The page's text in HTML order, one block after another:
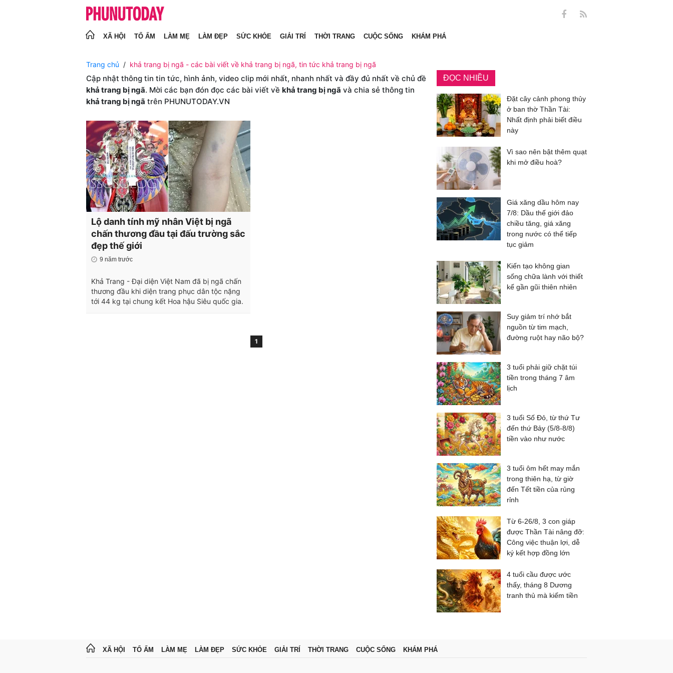
XÃ HỘI TỔ ẤM LÀM MẸ LÀM ĐẸP SỨC KHỎE GIẢI TRÍ THỜI TRANG CUỘC SỐNG KHÁM PHÁ
Trang chủ khả trang bị ngã - các bài viết về khả trang bị ngã, tin tức khả trang bị ngã
Cập nhật thông tin tin tức, hình ảnh, video clip mới nhất, nhanh nhất và đầy đủ nhất về chủ đề
khả trang bị ngã. Mời các bạn đón đọc các bài viết về khả trang bị ngã và chia sẻ thông tin
khả trang bị ngã trên PHUNUTODAY.VN
Lộ danh tính mỹ nhân Việt bị ngã
chấn thương đầu tại đấu trường sắc
đẹp thế giới
9 năm trước
Khả Trang - Đại diện Việt Nam đã bị ngã chấn
thương đầu khi diện trang phục dân tộc nặng
tới 44 kg tại chung kết Hoa hậu Siêu quốc gia.
1
ĐỌC NHIỀU
Đặt cây cảnh phong thủy
ở ban thờ Thần Tài:
Nhất định phải biết điều
này
Vì sao nên bật thêm quạt
khi mở điều hoà?
Giá xăng dầu hôm nay
7/8: Dầu thế giới đảo
chiều tăng, giá xăng
trong nước có thể tiếp
tục giảm
Kiến tạo không gian
sống chữa lành với thiết
kế gần gũi thiên nhiên
Suy giảm trí nhớ bắt
nguồn từ tim mạch,
đường ruột hay não bộ?
3 tuổi phải giữ chặt túi
tiền trong tháng 7 âm
lịch
3 tuổi Số Đỏ, từ thứ Tư
đến thứ Bảy (5/8-8/8)
tiền vào như nước
3 tuổi ôm hết may mắn
trong thiên hạ, từ giờ
đến Tết tiền của rủng
rỉnh
Từ 6-26/8, 3 con giáp
được Thần Tài nâng đỡ:
Công việc thuận lợi, dễ
ký kết hợp đồng lớn
4 tuổi cầu được ước
thấy, tháng 8 Dương
tranh thủ mà kiếm tiền
XÃ HỘI TỔ ẤM LÀM MẸ LÀM ĐẸP SỨC KHỎE GIẢI TRÍ THỜI TRANG CUỘC SỐNG KHÁM PHÁ